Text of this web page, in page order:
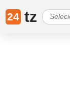
24 tz